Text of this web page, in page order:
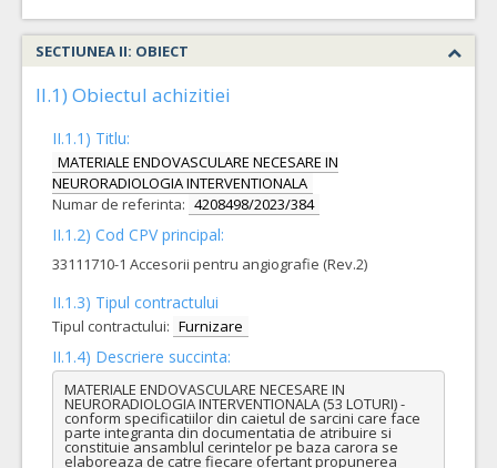
SECTIUNEA II: OBIECT
II.1) Obiectul achizitiei
II.1.1) Titlu:
MATERIALE ENDOVASCULARE NECESARE IN
NEURORADIOLOGIA INTERVENTIONALA
Numar de referinta: 4208498/2023/384
II.1.2) Cod CPV principal:
33111710-1 Accesorii pentru angiografie (Rev.2)
II.1.3) Tipul contractului
Tipul contractului: Furnizare
II.1.4) Descriere succinta:
MATERIALE ENDOVASCULARE NECESARE IN
NEURORADIOLOGIA INTERVENTIONALA (53 LOTURI) -
conform specificatiilor din caietul de sarcini care face
parte integranta din documentatia de atribuire si
constituie ansamblul cerintelor pe baza carora se
elaboreaza de catre fiecare ofertant propunerea